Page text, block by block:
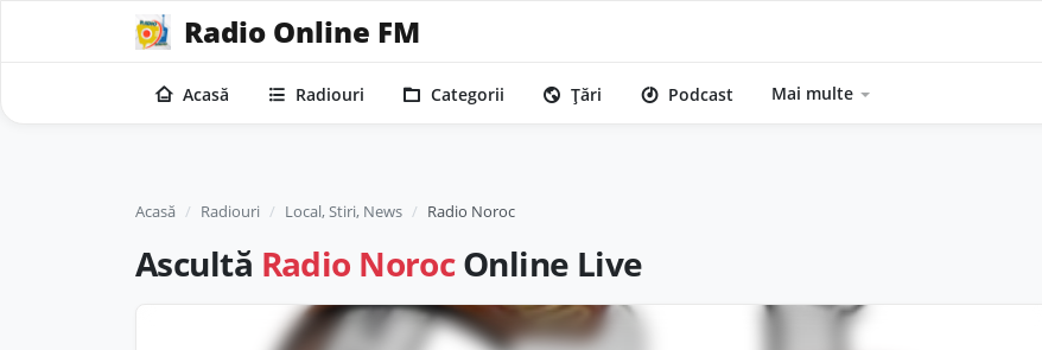
Radio Online FM
Acasă Radiouri Categorii Țări Podcast Mai multe
Acasă Radiouri Local, Stiri, News Radio Noroc
Ascultă Radio NorocOnline Live